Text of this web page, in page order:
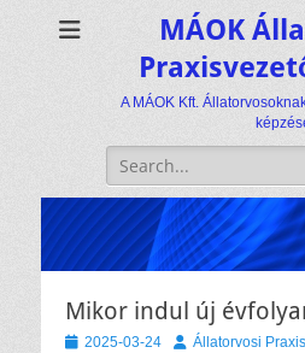
MÁOK
A MÁOK Kft.
Keresés:
Mikor indul új
Közzétéve
2025-03-24 SzerzőÁllatorvosi